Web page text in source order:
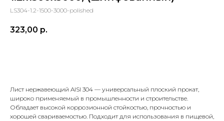
LS304-1.2-1500-3000-polished
323,00 р.
Лист нержавеющий AISI 304 — универсальный плоский прокат,
широко применяемый в промышленности и строительстве.
Обладает высокой коррозионной стойкостью, прочностью и
хорошей свариваемостью. Подходит для использования в пищевой,